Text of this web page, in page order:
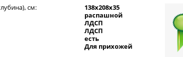
см:
138x208x35
распашной
ЛДСП
ЛДСП
есть
Для прихожей